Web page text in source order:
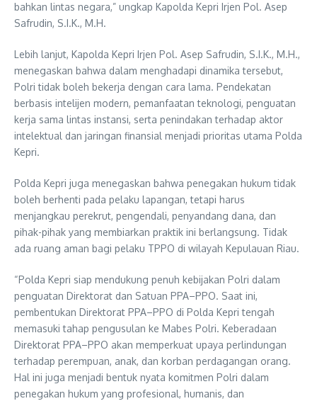
bahkan lintas negara,” ungkap Kapolda Kepri Irjen Pol. Asep
Safrudin, S.I.K., M.H.
Lebih lanjut, Kapolda Kepri Irjen Pol. Asep Safrudin, S.I.K., M.H.,
menegaskan bahwa dalam menghadapi dinamika tersebut,
Polri tidak boleh bekerja dengan cara lama. Pendekatan
berbasis intelijen modern, pemanfaatan teknologi, penguatan
kerja sama lintas instansi, serta penindakan terhadap aktor
intelektual dan jaringan finansial menjadi prioritas utama Polda
Kepri.
Polda Kepri juga menegaskan bahwa penegakan hukum tidak
boleh berhenti pada pelaku lapangan, tetapi harus
menjangkau perekrut, pengendali, penyandang dana, dan
pihak-pihak yang membiarkan praktik ini berlangsung. Tidak
ada ruang aman bagi pelaku TPPO di wilayah Kepulauan Riau.
“Polda Kepri siap mendukung penuh kebijakan Polri dalam
penguatan Direktorat dan Satuan PPA–PPO. Saat ini,
pembentukan Direktorat PPA–PPO di Polda Kepri tengah
memasuki tahap pengusulan ke Mabes Polri. Keberadaan
Direktorat PPA–PPO akan memperkuat upaya perlindungan
terhadap perempuan, anak, dan korban perdagangan orang.
Hal ini juga menjadi bentuk nyata komitmen Polri dalam
penegakan hukum yang profesional, humanis, dan